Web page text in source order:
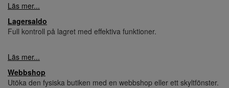
Läs mer...
Lagersaldo
Full kontroll på lagret med effektiva funktioner.
Läs mer...
Webbshop
Utöka den fysiska butiken med en webbshop eller ett skyltfönster.